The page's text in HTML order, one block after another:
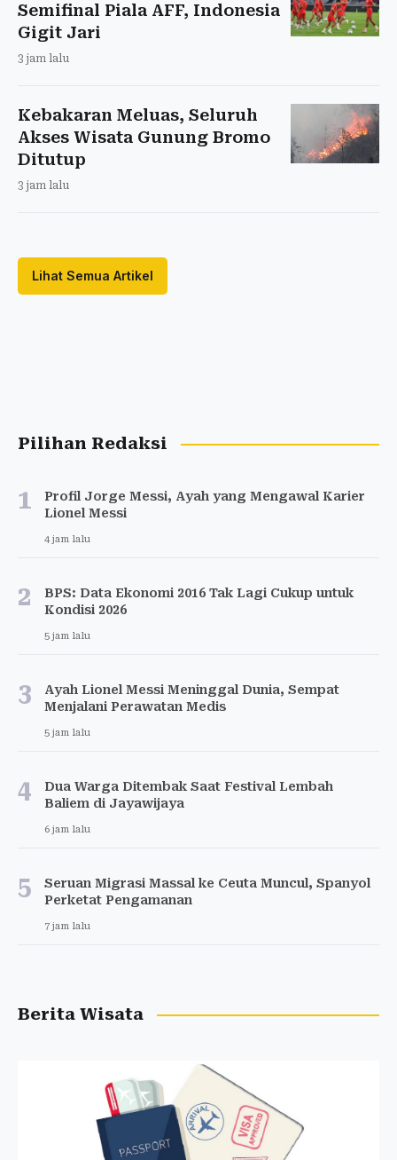
Semifinal Piala AFF, Indonesia
Gigit Jari
3 jam lalu
Kebakaran Meluas, Seluruh
Akses Wisata Gunung Bromo
Ditutup
3 jam lalu
Lihat Semua Artikel
Pilihan Redaksi
1
Profil Jorge Messi, Ayah yang Mengawal Karier
Lionel Messi
4 jam lalu
2
BPS: Data Ekonomi 2016 Tak Lagi Cukup untuk
Kondisi 2026
5 jam lalu
3
Ayah Lionel Messi Meninggal Dunia, Sempat
Menjalani Perawatan Medis
5 jam lalu
4
Dua Warga Ditembak Saat Festival Lembah
Baliem di Jayawijaya
6 jam lalu
5
Seruan Migrasi Massal ke Ceuta Muncul, Spanyol
Perketat Pengamanan
7 jam lalu
Berita Wisata